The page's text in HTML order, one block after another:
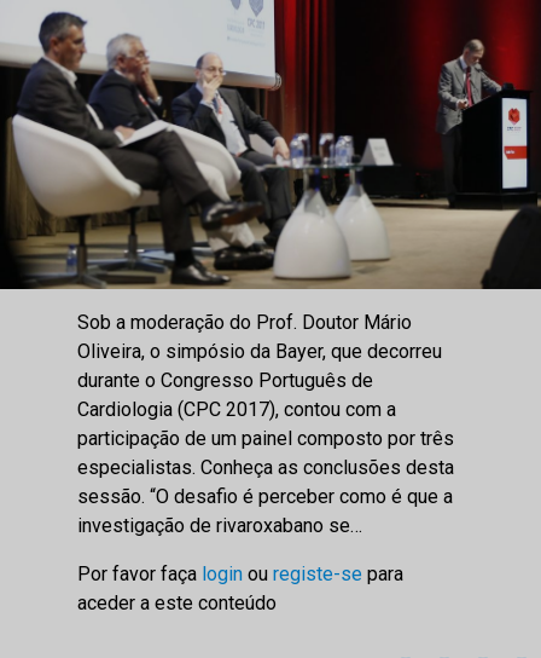
Sob a moderação do Prof. Doutor Mário
Oliveira, o simpósio da Bayer, que decorreu
durante o Congresso Português de
Cardiologia (CPC 2017), contou com a
participação de um painel composto por três
especialistas. Conheça as conclusões desta
sessão. “O desafio é perceber como é que a
investigação de rivaroxabano se…
Por favor faça login ou registe-se para
aceder a este conteúdo